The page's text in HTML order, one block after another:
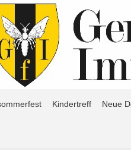
Kindertreff Neue